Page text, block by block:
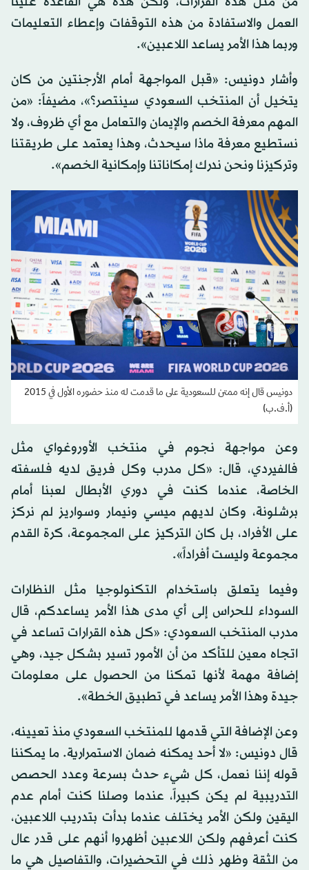
العمل والاستفادة من هذه التوقفات وإعطاء التعليمات
وربما هذا الأمر يساعد اللاعبين».
وأشار دونيس: «قبل المواجهة أمام الأرجنتين من كان
يتخيل أن المنتخب السعودي سينتصر؟»، مضيفاً: «من
المهم معرفة الخصم والإيمان والتعامل مع أي ظروف، ولا
نستطيع معرفة ماذا سيحدث، وهذا يعتمد على طريقتنا
وتركيزنا ونحن ندرك إمكاناتنا وإمكانية الخصم».
دونيس قال إنه ممتن للسعودية على ما قدمت له منذ حضوره الأول في 2015
(أ.ف.ب)
وعن مواجهة نجوم في منتخب الأوروغواي مثل
فالفيردي، قال: «كل مدرب وكل فريق لديه فلسفته
الخاصة، عندما كنت في دوري الأبطال لعبنا أمام
برشلونة، وكان لديهم ميسي ونيمار وسواريز لم نركز
على الأفراد، بل كان التركيز على المجموعة، كرة القدم
مجموعة وليست أفراداً».
وفيما يتعلق باستخدام التكنولوجيا مثل النظارات
السوداء للحراس إلى أي مدى هذا الأمر يساعدكم، قال
مدرب المنتخب السعودي: «كل هذه القرارات تساعد في
اتجاه معين للتأكد من أن الأمور تسير بشكل جيد، وهي
إضافة مهمة لأنها تمكنا من الحصول على معلومات
جيدة وهذا الأمر يساعد في تطبيق الخطة».
وعن الإضافة التي قدمها للمنتخب السعودي منذ تعيينه،
قال دونيس: «لا أحد يمكنه ضمان الاستمرارية. ما يمكننا
قوله إننا نعمل، كل شيء حدث بسرعة وعدد الحصص
التدريبية لم يكن كبيراً، عندما وصلنا كنت أمام عدم
اليقين ولكن الأمر يختلف عندما بدأت بتدريب اللاعبين،
كنت أعرفهم ولكن اللاعبين أظهروا أنهم على قدر عال
من الثقة وظهر ذلك في التحضيرات، والتفاصيل هي ما